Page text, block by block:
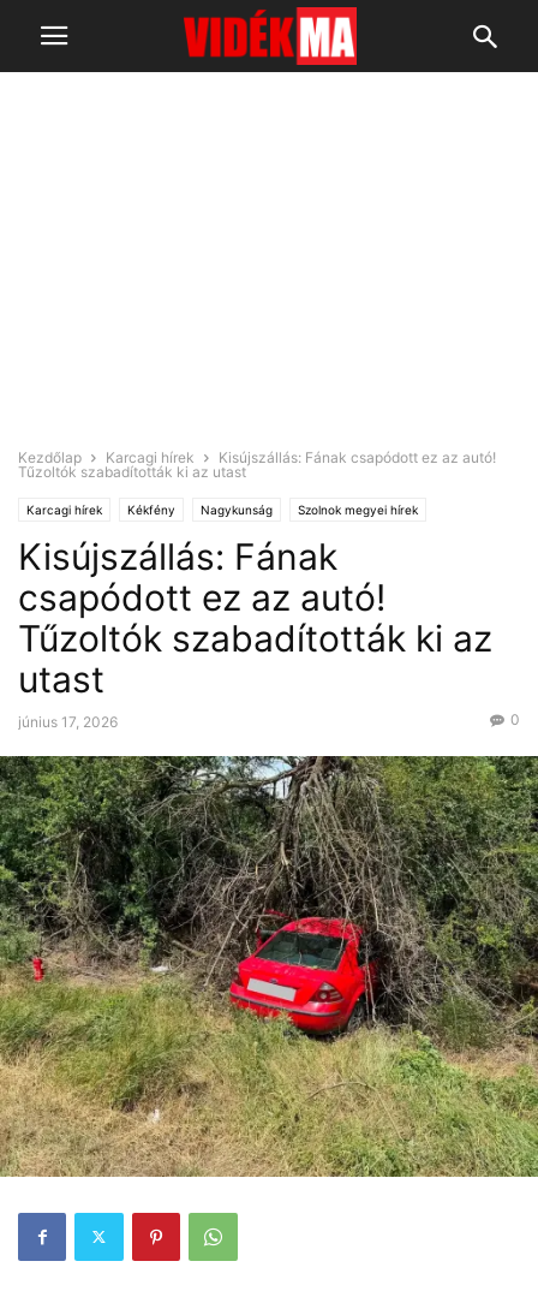
Kezdőlap Karcagi hírek
Kisújszállás: Fának csapódott ez az autó!
Tűzoltók szabadították ki az utast
Karcagi hírek Kékfény Nagykunság Szolnok megyei hírek
Kisújszállás: Fának
csapódott ez az autó!
Tűzoltók szabadították ki az
utast
június 17, 2026 0